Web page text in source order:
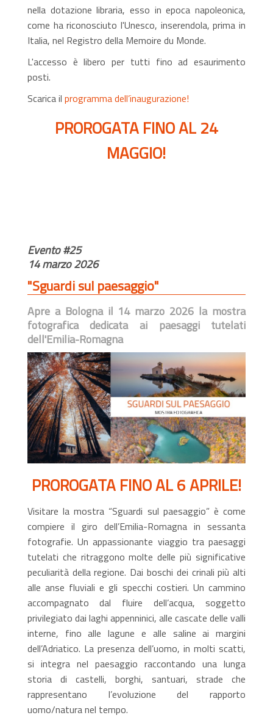
nella dotazione libraria, esso in epoca napoleonica,
come ha riconosciuto l'Unesco, inserendola, prima in
Italia, nel Registro della Memoire du Monde.
L'accesso è libero per tutti fino ad esaurimento
posti.
Scarica il programma dell’inaugurazione!
PROROGATA FINO AL 24
MAGGIO!
Evento #25
14 marzo 2026
"Sguardi sul paesaggio"
Apre a Bologna il 14 marzo 2026 la mostra
fotografica dedicata ai paesaggi tutelati
dell'Emilia-Romagna
PROROGATA FINO AL 6 APRILE!
Visitare la mostra “Sguardi sul paesaggio” è come
compiere il giro dell’Emilia-Romagna in sessanta
fotografie. Un appassionante viaggio tra paesaggi
tutelati che ritraggono molte delle più significative
peculiarità della regione. Dai boschi dei crinali più alti
alle anse fluviali e gli specchi costieri. Un cammino
accompagnato dal fluire dell’acqua, soggetto
privilegiato dai laghi appenninici, alle cascate delle valli
interne, fino alle lagune e alle saline ai margini
dell’Adriatico. La presenza dell’uomo, in molti scatti,
si integra nel paesaggio raccontando una lunga
storia di castelli, borghi, santuari, strade che
rappresentano l’evoluzione del rapporto
uomo/natura nel tempo.